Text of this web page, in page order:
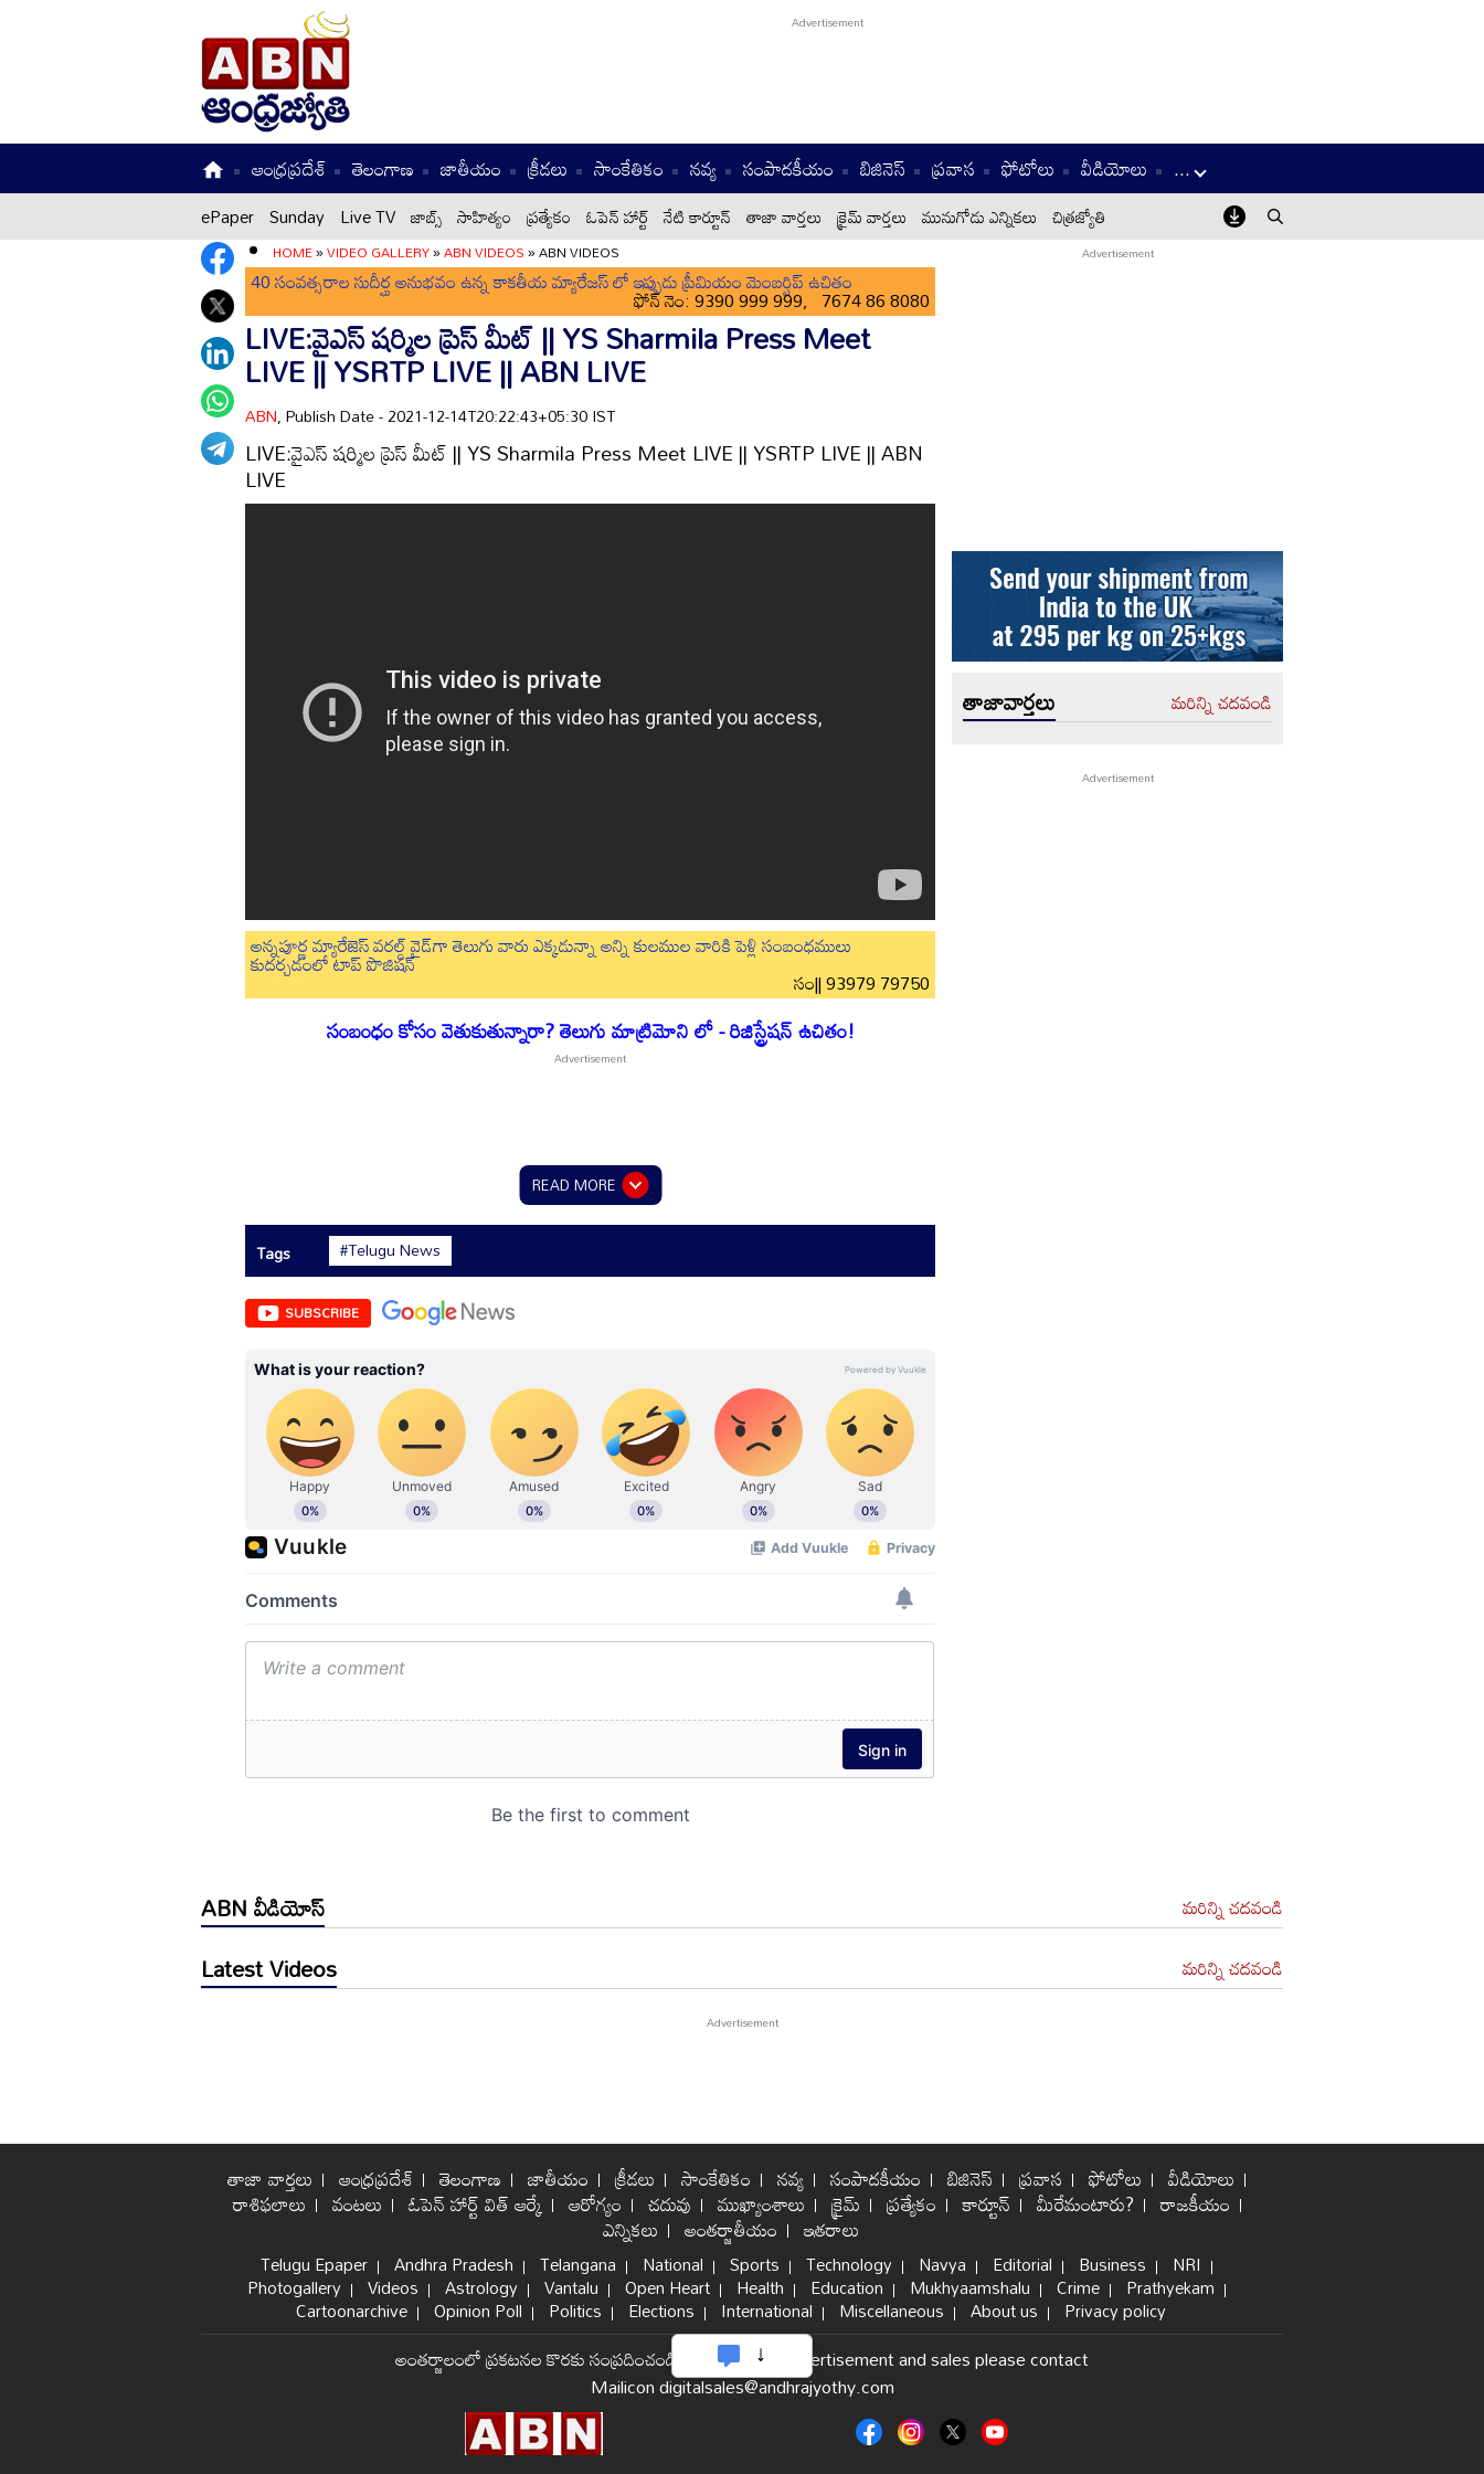
ఆంధ్రప్రదేశ్ తెలంగాణ జాతీయం క్రీడలు సాంకేతికం నవ్య సంపాదకీయం బిజినెస్ ప్రవాస ఫోటోలు వీడియోలు ...
ePaper Sunday Live TV జాబ్స్ సాహిత్యం ప్రత్యేకం ఓపెన్ హార్ట్ నేటి కార్టూన్ తాజా వార్తలు క్రైమ్ వార్తలు మునుగోడు ఎన్నికలు చిత్రజ్యోతి
HOME»VIDEO GALLERY»ABN VIDEOS»ABN VIDEOS
40 సంవత్సరాల సుదీర్ఘ అనుభవం ఉన్న కాకతీయ మ్యారేజస్ లో ఇప్పుడు ప్రీమియం మెంబర్షిప్ ఉచితం
ఫోన్ నెం: 9390 999 999, 7674 86 8080
LIVE:వైఎస్ షర్మిల ప్రెస్ మీట్ || YS Sharmila Press Meet
LIVE || YSRTP LIVE || ABN LIVE
ABN, Publish Date - 2021-12-14T20:22:43+05:30 IST
LIVE:వైఎస్ షర్మిల ప్రెస్ మీట్ || YS Sharmila Press Meet LIVE || YSRTP LIVE || ABN
LIVE
అన్నపూర్ణ మ్యారేజెస్ వరల్డ్ వైడ్‌గా తెలుగు వారు ఎక్కడున్నా అన్ని కులముల వారికి పెళ్లి సంబంధములు
కుదర్చడంలో టాప్ పొజిషన్
సం|| 93979 79750
సంబంధం కోసం వెతుకుతున్నారా? తెలుగు మాట్రిమోని లో - రిజిస్ట్రేషన్ ఉచితం!
READ MORE
Tags #Telugu News
SUBSCRIBE
తాజావార్తలు మరిన్ని చదవండి
ABN వీడియోస్ మరిన్ని చదవండి
Latest Videos మరిన్ని చదవండి
తాజా వార్తలు ఆంధ్రప్రదేశ్ తెలంగాణ జాతీయం క్రీడలు సాంకేతికం నవ్య సంపాదకీయం బిజినెస్ ప్రవాస ఫోటోలు వీడియోలు
రాశిఫలాలు వంటలు ఓపెన్ హార్ట్ విత్ ఆర్కే ఆరోగ్యం చదువు ముఖ్యాంశాలు క్రైమ్ ప్రత్యేకం కార్టూన్ మీరేమంటారు? రాజకీయం
ఎన్నికలు అంతర్జాతీయం ఇతరాలు
Telugu Epaper Andhra Pradesh Telangana National Sports Technology Navya Editorial Business NRI
Photogallery Videos Astrology Vantalu Open Heart Health Education Mukhyaamshalu Crime Prathyekam
Cartoonarchive Opinion Poll Politics Elections International Miscellaneous About us Privacy policy
అంతర్జాలంలో ప్రకటనల కొరకు సంప్రదించండి For internet advertisement and sales please contact
Mailicon digitalsales@andhrajyothy.com